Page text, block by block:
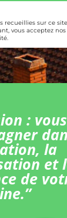
recueillies sur ce
vous acceptez
: vous
la
et
de